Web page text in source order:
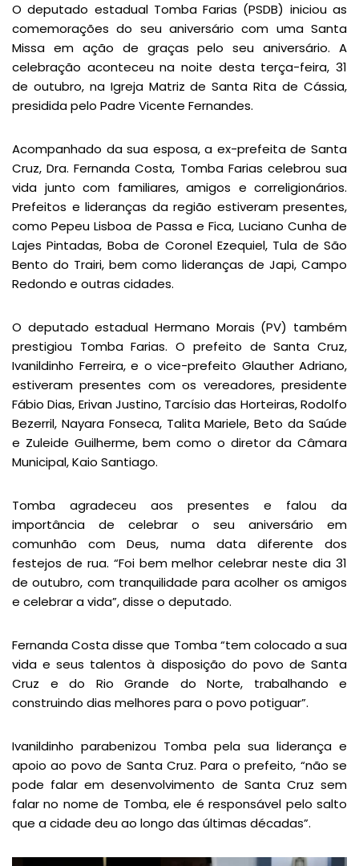
O deputado estadual Tomba Farias (PSDB) iniciou as
comemorações do seu aniversário com uma Santa
Missa em ação de graças pelo seu aniversário. A
celebração aconteceu na noite desta terça-feira, 31
de outubro, na Igreja Matriz de Santa Rita de Cássia,
presidida pelo Padre Vicente Fernandes.
Acompanhado da sua esposa, a ex-prefeita de Santa
Cruz, Dra. Fernanda Costa, Tomba Farias celebrou sua
vida junto com familiares, amigos e correligionários.
Prefeitos e lideranças da região estiveram presentes,
como Pepeu Lisboa de Passa e Fica, Luciano Cunha de
Lajes Pintadas, Boba de Coronel Ezequiel, Tula de São
Bento do Trairi, bem como lideranças de Japi, Campo
Redondo e outras cidades.
O deputado estadual Hermano Morais (PV) também
prestigiou Tomba Farias. O prefeito de Santa Cruz,
Ivanildinho Ferreira, e o vice-prefeito Glauther Adriano,
estiveram presentes com os vereadores, presidente
Fábio Dias, Erivan Justino, Tarcísio das Horteiras, Rodolfo
Bezerril, Nayara Fonseca, Talita Mariele, Beto da Saúde
e Zuleide Guilherme, bem como o diretor da Câmara
Municipal, Kaio Santiago.
Tomba agradeceu aos presentes e falou da
importância de celebrar o seu aniversário em
comunhão com Deus, numa data diferente dos
festejos de rua. “Foi bem melhor celebrar neste dia 31
de outubro, com tranquilidade para acolher os amigos
e celebrar a vida”, disse o deputado.
Fernanda Costa disse que Tomba “tem colocado a sua
vida e seus talentos à disposição do povo de Santa
Cruz e do Rio Grande do Norte, trabalhando e
construindo dias melhores para o povo potiguar”.
Ivanildinho parabenizou Tomba pela sua liderança e
apoio ao povo de Santa Cruz. Para o prefeito, “não se
pode falar em desenvolvimento de Santa Cruz sem
falar no nome de Tomba, ele é responsável pelo salto
que a cidade deu ao longo das últimas décadas”.